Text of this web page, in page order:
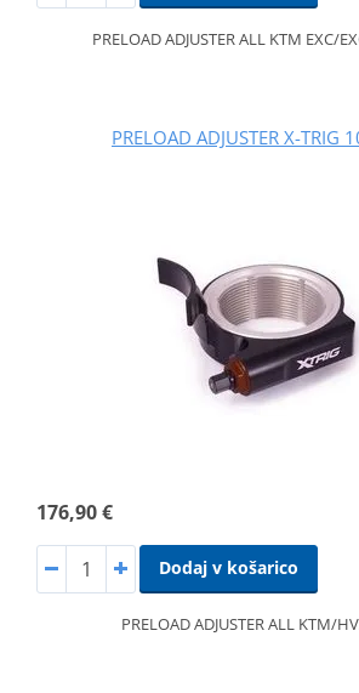
PRELOAD ADJUSTER ALL KTM EXC/
PRELOAD ADJUSTER X-TRIG
176,90 €
Dodaj v košarico
PRELOAD ADJUSTER ALL KTM/